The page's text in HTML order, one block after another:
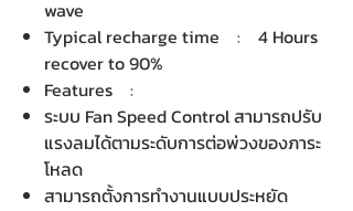
wave
Typical recharge time : 4 Hours
recover to 90%
Features :
ระบบ Fan Speed Control สามารถปรับ
แรงลมได้ตามระดับการต่อพ่วงของภาระ
โหลด
สามารถตั้งการทำงานแบบประหยัด